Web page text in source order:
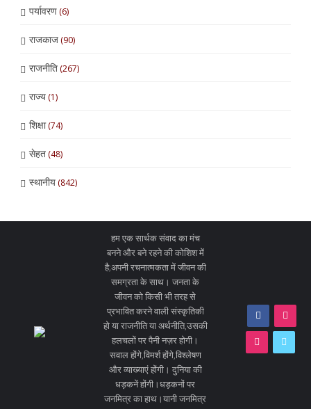
पर्यावरण(6)
राजकाज(90)
राजनीति(267)
राज्य(1)
शिक्षा(74)
सेहत(48)
स्थानीय(842)
हम एक सार्थक संवाद का मंच
बनने और बने रहने की कोशिश में
है;अपनी रचनात्मकता में जीवन की
समग्रता के साथ। जनता के
जीवन को किसी भी तरह से
प्रभावित करने वाली संस्कृतिकी
हो या राजनीति या अर्थनीति,उसकी
हलचलों पर पैनी नज़र होगी।
सवाल होंगे,विमर्श होंगे,विश्लेषण
और व्याख्याएं होंगी। दुनिया की
धड़कनें होंगी।धड़कनों पर
जनमित्र का हाथ।यानी जनमित्र